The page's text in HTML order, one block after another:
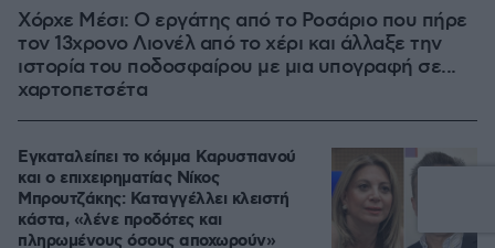
Χόρχε Μέσι: Ο εργάτης από το Ροσάριο που πήρε
τον 13χρονο Λιονέλ από το χέρι και άλλαξε την
ιστορία του ποδοσφαίρου με μια υπογραφή σε...
χαρτοπετσέτα
Εγκαταλείπει το κόμμα Καρυστιανού
και ο επιχειρηματίας Νίκος
Μπρουτζάκης: Καταγγέλλει κλειστή
κάστα, «λένε προδότες και
πληρωμένους όσους αποχωρούν»